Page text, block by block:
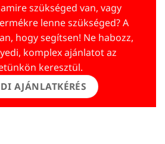
szükséged van, vagy
lenne szükséged? A
hogy segítsen! Ne habozz,
komplex ajánlatot az
keresztül.
AJÁNLATKÉRÉS